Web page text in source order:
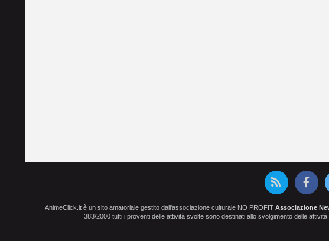
AnimeClick.it è un sito amatoriale gestito dall'associazione culturale NO PROFIT Associazione
383/2000 tutti i proventi delle attività svolte sono destinati allo svolgimento delle